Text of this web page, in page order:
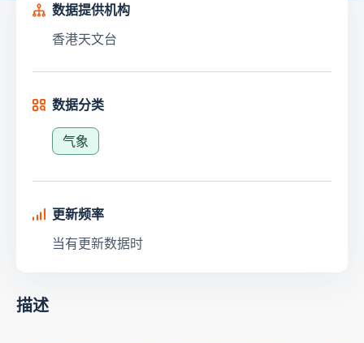
数据提供机构
香港天文台
数据分类
气象
更新频率
当有更新数据时
描述